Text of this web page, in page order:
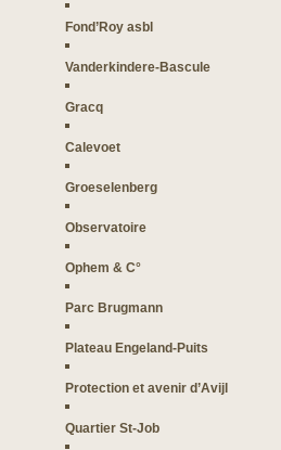
Fond’Roy asbl
Vanderkindere-Bascule
Gracq
Calevoet
Groeselenberg
Observatoire
Ophem & C°
Parc Brugmann
Plateau Engeland-Puits
Protection et avenir d’Avijl
Quartier St-Job